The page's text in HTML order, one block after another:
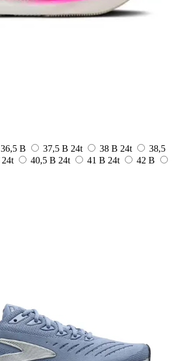
36,5 B 37,5 B 24t 38 B 24t
38,5
24t 40,5 B 24t 41 B 24t
42 B